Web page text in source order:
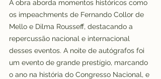
A obra aborda momentos históricos como
os impeachments de Fernando Collor de
Mello e Dilma Rousseff, destacando a
repercussão nacional e internacional
desses eventos. A noite de autógrafos foi
um evento de grande prestígio, marcando
o ano na história do Congresso Nacional, e